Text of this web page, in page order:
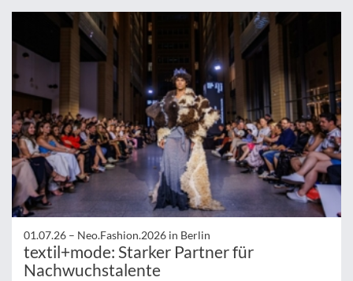
01.07.26 – Neo.Fashion.2026 in Berlin
textil+mode: Starker Partner für
Nachwuchstalente